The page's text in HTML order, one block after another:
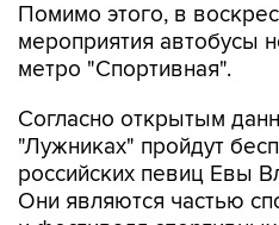
Помимо этого, в
мероприятия автобусы
метро "Спортивная".
Согласно открытым
"Лужниках" пройдут
российских певиц Евы
Они являются частью